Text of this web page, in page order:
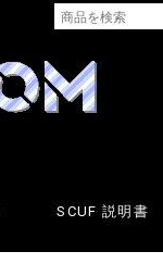
SCUF 説明書